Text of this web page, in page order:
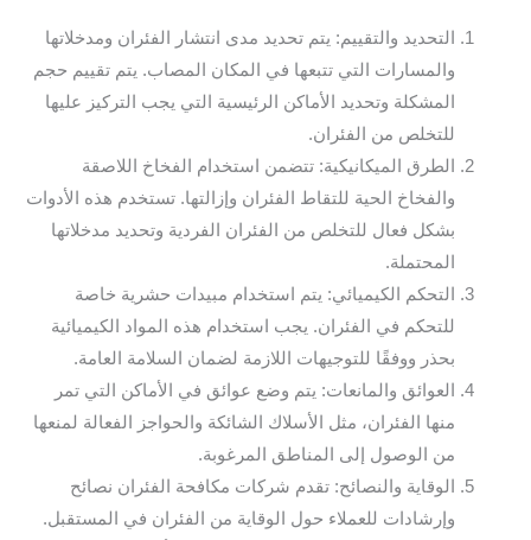
التحديد والتقييم: يتم تحديد مدى انتشار الفئران ومدخلاتها
والمسارات التي تتبعها في المكان المصاب. يتم تقييم حجم
المشكلة وتحديد الأماكن الرئيسية التي يجب التركيز عليها
للتخلص من الفئران.
الطرق الميكانيكية: تتضمن استخدام الفخاخ اللاصقة
والفخاخ الحية للتقاط الفئران وإزالتها. تستخدم هذه الأدوات
بشكل فعال للتخلص من الفئران الفردية وتحديد مدخلاتها
المحتملة.
التحكم الكيميائي: يتم استخدام مبيدات حشرية خاصة
للتحكم في الفئران. يجب استخدام هذه المواد الكيميائية
بحذر ووفقًا للتوجيهات اللازمة لضمان السلامة العامة.
العوائق والمانعات: يتم وضع عوائق في الأماكن التي تمر
منها الفئران، مثل الأسلاك الشائكة والحواجز الفعالة لمنعها
من الوصول إلى المناطق المرغوبة.
الوقاية والنصائح: تقدم شركات مكافحة الفئران نصائح
وإرشادات للعملاء حول الوقاية من الفئران في المستقبل.